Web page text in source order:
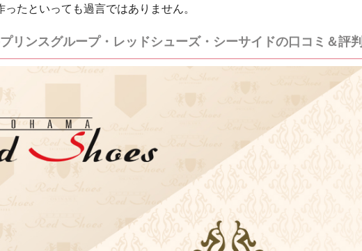
たといっても過言ではありません。
リンスグループ・レッドシューズ・シーサイドの口コミ＆評